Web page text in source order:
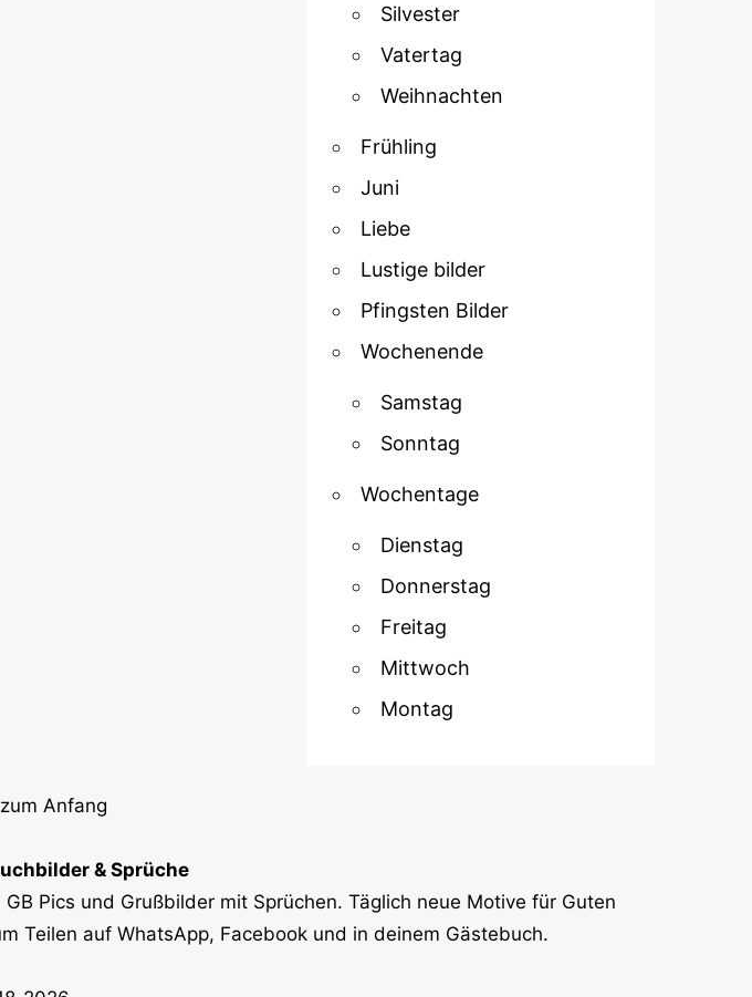
Silvester
Vatertag
Weihnachten
Frühling
Juni
Liebe
Lustige bilder
Pfingsten Bilder
Wochenende
Samstag
Sonntag
Wochentage
Dienstag
Donnerstag
Freitag
Mittwoch
Montag
Anfang
& Sprüche
Pics und Grußbilder mit Sprüchen. Täglich neue Motive für Guten
Teilen auf WhatsApp, Facebook und in deinem Gästebuch.